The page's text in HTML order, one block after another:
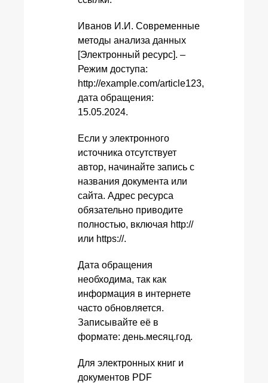
Иванов И.И. Современные
методы анализа данных
[Электронный ресурс]. –
Режим доступа:
http://example.com/article123,
дата обращения:
15.05.2024.
Если у электронного
источника отсутствует
автор, начинайте запись с
названия документа или
сайта. Адрес ресурса
обязательно приводите
полностью, включая http://
или https://.
Дата обращения
необходима, так как
информация в интернете
часто обновляется.
Записывайте её в
формате: день.месяц.год.
Для электронных книг и
документов PDF